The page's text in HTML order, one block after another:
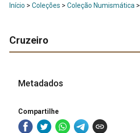
Início > Coleções > Coleção Numismática >
Cruzeiro
Metadados
Compartilhe